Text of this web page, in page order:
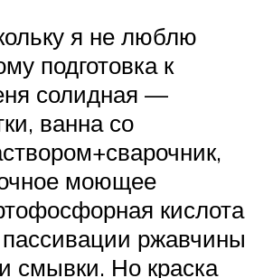
я не люблю
подготовка к
солидная —
ванна со
моющее
кислота
ржавчины
смывки. Но краска